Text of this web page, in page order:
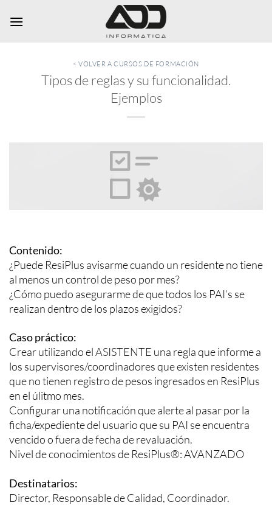
< VOLVER A CURSOS DE FORMACIÓN
Tipos de reglas y su funcionalidad.
Ejemplos
Contenido:
¿Puede ResiPlus avisarme cuando un residente no tiene
al menos un control de peso por mes?
¿Cómo puedo asegurarme de que todos los PAI’s se
realizan dentro de los plazos exigidos?
Caso práctico:
Crear utilizando el ASISTENTE una regla que informe a
los supervisores/coordinadores que existen residentes
que no tienen registro de pesos ingresados en ResiPlus
en el úlitmo mes.
Configurar una notificación que alerte al pasar por la
ficha/expediente del usuario que su PAI se encuentra
vencido o fuera de fecha de revaluación.
Nivel de conocimientos de ResiPlus®: AVANZADO
Destinatarios:
Director, Responsable de Calidad, Coordinador.